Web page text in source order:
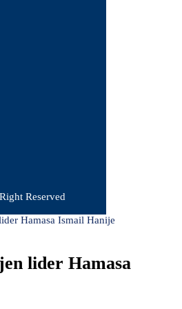
Reserved
Hamasa Ismail Hanije
lider Hamasa